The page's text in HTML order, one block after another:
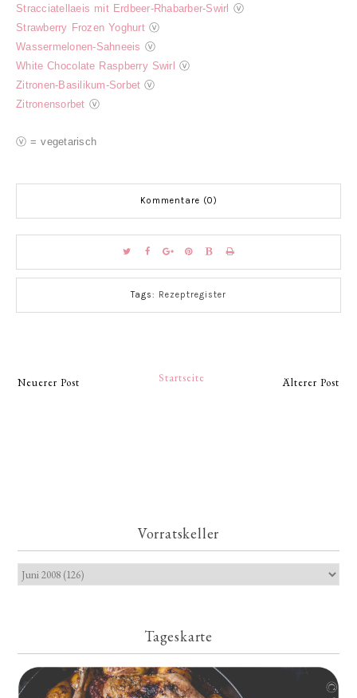
Stracciatellaeis mit Erdbeer-Rhabarber-Swirl ⓥ
Strawberry Frozen Yoghurt ⓥ
Wassermelonen-Sahneeis ⓥ
White Chocolate Raspberry Swirl ⓥ
Zitronen-Basilikum-Sorbet ⓥ
Zitronensorbet ⓥ
ⓥ = vegetarisch
Kommentare (0)
Tags: Rezeptregister
Neuerer Post Älterer Post
Startseite
Vorratskeller
Tageskarte